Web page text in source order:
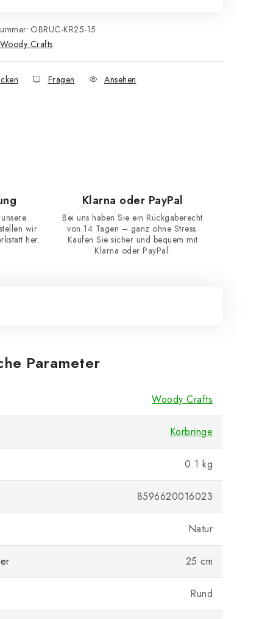
OBRUC-KR25-15
Woody Crafts
Fragen Ansehen
wir
her.
Klarna oder PayPal
Bei uns haben Sie ein Rückgaberecht
von 14 Tagen – ganz ohne Stress.
Kaufen Sie sicher und bequem mit
Klarna oder PayPal.
Parameter
Woody Crafts
Korbringe
0.1 kg
8596620016023
Natur
25 cm
Rund